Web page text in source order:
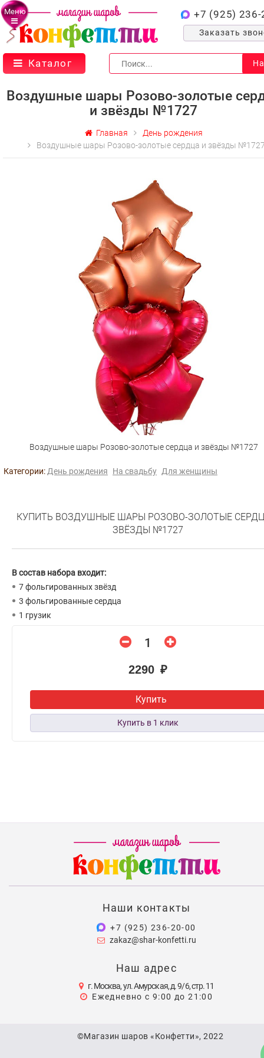
Меню +7 (925) 236-
Заказать
Каталог
Воздушные шары Розово-золотые
и звёзды №1727
Главная
День рождения
Воздушные шары Розово-золотые сердца и звёзды
Воздушные шары Розово-золотые сердца и звёзды №1727
Категории: День рождения На свадьбу Для женщины
КУПИТЬ ВОЗДУШНЫЕ ШАРЫ РОЗОВО-ЗОЛОТЫЕ
ЗВЁЗДЫ №1727
В состав набора входит:
7 фольгированных звёзд
3 фольгированные сердца
1 грузик
2290 ₽
Купить
Наши контакты
+7 (925) 236-20-00
zakaz@shar-konfetti.ru
Наш адрес
г. Москва, ул. Амурская, д. 9/6, стр. 11
Ежедневно с 9:00 до 21:00
©Магазин шаров «Конфетти», 2022